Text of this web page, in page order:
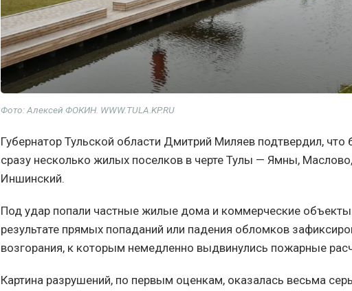
Фото: Алексей ФОКИН. WWW.TULA.KP.RU
Губернатор Тульской области Дмитрий Миляев подтвердил, что
сразу несколько жилых поселков в черте Тулы — Ямны,
Иншинский.
Под удар попали частные жилые дома и коммерческие
результате прямых попаданий или падения обломков
возгорания, к которым немедленно выдвинулись пожарные
Картина разрушений, по первым оценкам, оказалась весьма